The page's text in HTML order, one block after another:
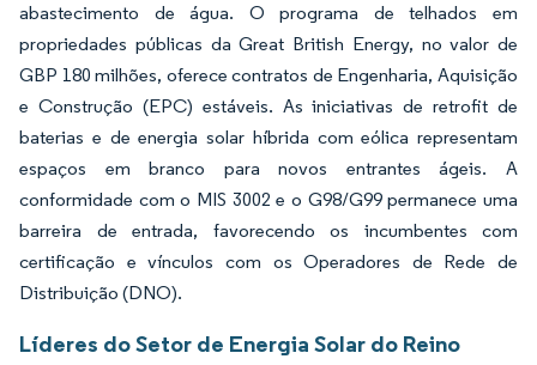
abastecimento de água. O programa de telhados em
propriedades públicas da Great British Energy, no valor de
GBP 180 milhões, oferece contratos de Engenharia, Aquisição
e Construção (EPC) estáveis. As iniciativas de retrofit de
baterias e de energia solar híbrida com eólica representam
espaços em branco para novos entrantes ágeis. A
conformidade com o MIS 3002 e o G98/G99 permanece uma
barreira de entrada, favorecendo os incumbentes com
certificação e vínculos com os Operadores de Rede de
Distribuição (DNO).
Líderes do Setor de Energia Solar do Reino